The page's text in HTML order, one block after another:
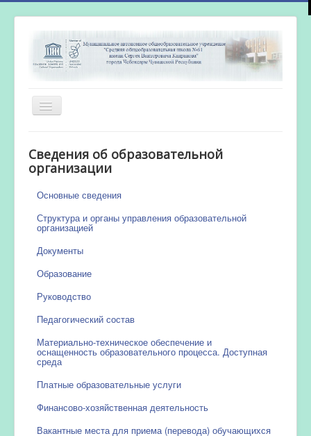
Включить/
выключить
Новости
Сведения об образовательной
организации
Основные сведения
Структура и органы управления образовательной
организацией
Документы
Образование
Руководство
Педагогический состав
Материально-техническое обеспечение и
оснащенность образовательного процесса. Доступная
среда
Платные образовательные услуги
Финансово-хозяйственная деятельность
Вакантные места для приема (перевода) обучающихся